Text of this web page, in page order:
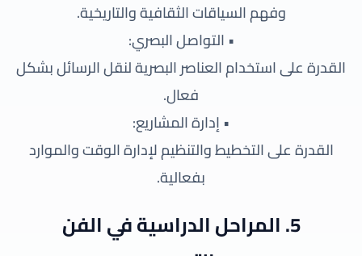
وفهم السياقات الثقافية والتاريخية.
• التواصل البصري:
القدرة على استخدام العناصر البصرية لنقل الرسائل بشكل
فعال.
• إدارة المشاريع:
القدرة على التخطيط والتنظيم لإدارة الوقت والموارد
بفعالية.
5. المراحل الدراسية في الفن